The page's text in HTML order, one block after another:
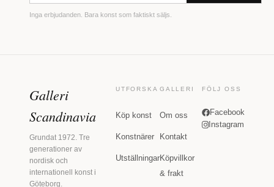
Inga erbjudanden. Bara konst som faktiskt säljs.
Galleri
Scandinavia
Grundat 1972. Tre
generationer av
nordisk och
internationell konst i
Göteborg.
UTFORSKA
Köp konst
Konstnärer
Utställningar
GALLERI
Om oss
Kontakt
Köpvillkor
& frakt
FÖLJ OSS
Facebook
Instagram